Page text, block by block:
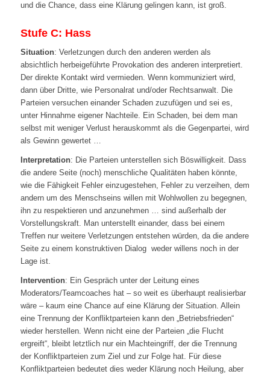
und die Chance, dass eine Klärung gelingen kann, ist groß.
Stufe C: Hass
Situation: Verletzungen durch den anderen werden als
absichtlich herbeigeführte Provokation des anderen interpretiert.
Der direkte Kontakt wird vermieden. Wenn kommuniziert wird,
dann über Dritte, wie Personalrat und/oder Rechtsanwalt. Die
Parteien versuchen einander Schaden zuzufügen und sei es,
unter Hinnahme eigener Nachteile. Ein Schaden, bei dem man
selbst mit weniger Verlust herauskommt als die Gegenpartei, wird
als Gewinn gewertet …
Interpretation: Die Parteien unterstellen sich Böswilligkeit. Dass
die andere Seite (noch) menschliche Qualitäten haben könnte,
wie die Fähigkeit Fehler einzugestehen, Fehler zu verzeihen, dem
andern um des Menschseins willen mit Wohlwollen zu begegnen,
ihn zu respektieren und anzunehmen … sind außerhalb der
Vorstellungskraft. Man unterstellt einander, dass bei einem
Treffen nur weitere Verletzungen entstehen würden, da die andere
Seite zu einem konstruktiven Dialog weder willens noch in der
Lage ist.
Intervention: Ein Gespräch unter der Leitung eines
Moderators/Teamcoaches hat – so weit es überhaupt realisierbar
wäre – kaum eine Chance auf eine Klärung der Situation. Allein
eine Trennung der Konfliktparteien kann den „Betriebsfrieden“
wieder herstellen. Wenn nicht eine der Parteien „die Flucht
ergreift“, bleibt letztlich nur ein Machteingriff, der die Trennung
der Konfliktparteien zum Ziel und zur Folge hat. Für diese
Konfliktparteien bedeutet dies weder Klärung noch Heilung, aber